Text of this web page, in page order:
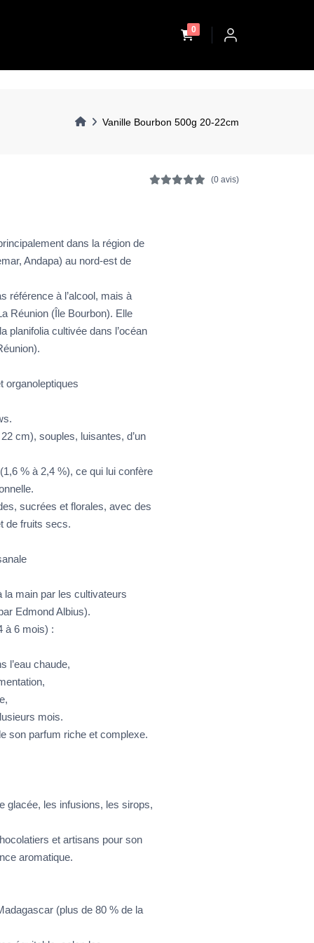
0
unread messages
Vanille Bourbon 500g 20-22cm
(0 avis)
dans la région de
Andapa) au nord-est de
référence à l’alcool, mais à
Réunion (Île Bourbon). Elle
planifolia cultivée dans l’océan
organoleptiques
cm), souples, luisantes, d’un
% à 2,4 %), ce qui lui confère
sucrées et florales, avec des
de fruits secs.
la main par les cultivateurs
Edmond Albius).
à 6 mois) :
l’eau chaude,
mois.
son parfum riche et complexe.
glacée, les infusions, les sirops,
et artisans pour son
aromatique.
(plus de 80 % de la